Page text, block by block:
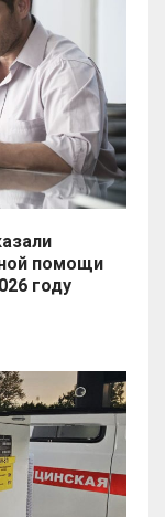
помощи
году